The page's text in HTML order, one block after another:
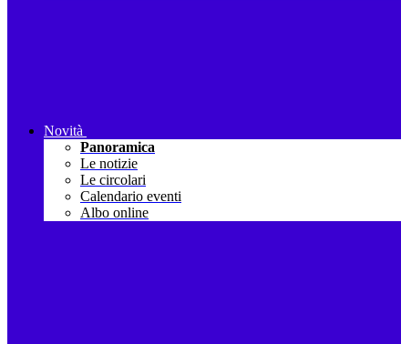
Novità
Panoramica
Le notizie
Le circolari
Calendario eventi
Albo online